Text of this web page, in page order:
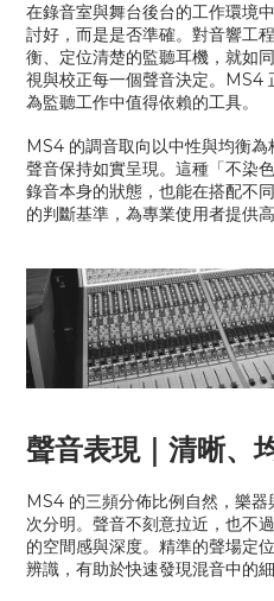
在錄音室與舞台後台的工作環境
討好，而是是否準確。對音響工
衡、定位清楚的監聽耳機，就如
視與校正每一個聲音決定。MS4
為監聽工作中值得依賴的工具。
MS4 的調音取向以中性與均衡
聲音保持如實呈現。這種「不染
錄音本身的狀態，也能在搭配不
的判斷基準，為專業使用者提供
聲音表現｜清晰、
MS4 的三頻分佈比例自然，樂
次分明。聲音不刻意拉近，也不
的空間感與深度。精準的聲場定
辨識，有助於快速發現混音中的細